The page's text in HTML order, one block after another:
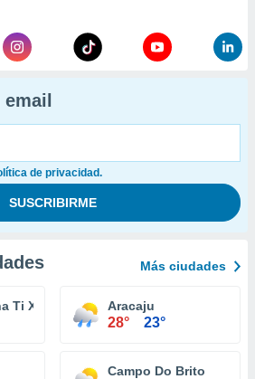
de privacidad.
Más ciudades
Ti Xocó Da Ilha De São Pedro
Aracaju
28° 23°
Campo Do Brito